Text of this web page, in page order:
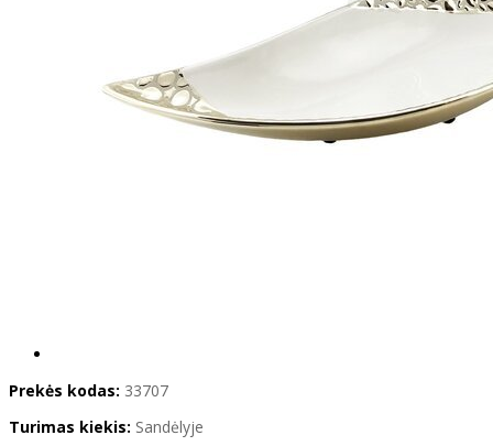
Prekės kodas: 33707
Turimas kiekis: Sandėlyje